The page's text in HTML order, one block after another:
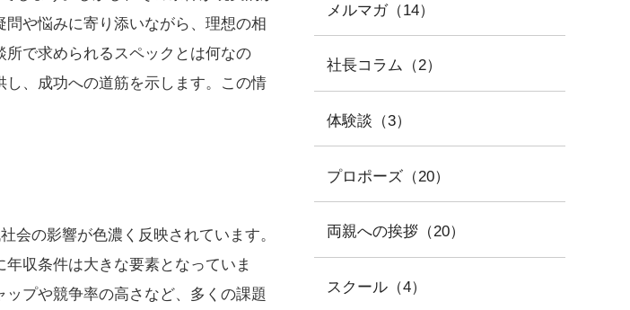
や悩みに寄り添いながら、理想の相
で求められるスペックとは何なの
、成功への道筋を示します。この情
会の影響が色濃く反映されています。
収条件は大きな要素となっていま
プや競争率の高さなど、多くの課題
メルマガ（14）
社長コラム（2）
体験談（3）
プロポーズ（20）
両親への挨拶（20）
スクール（4）